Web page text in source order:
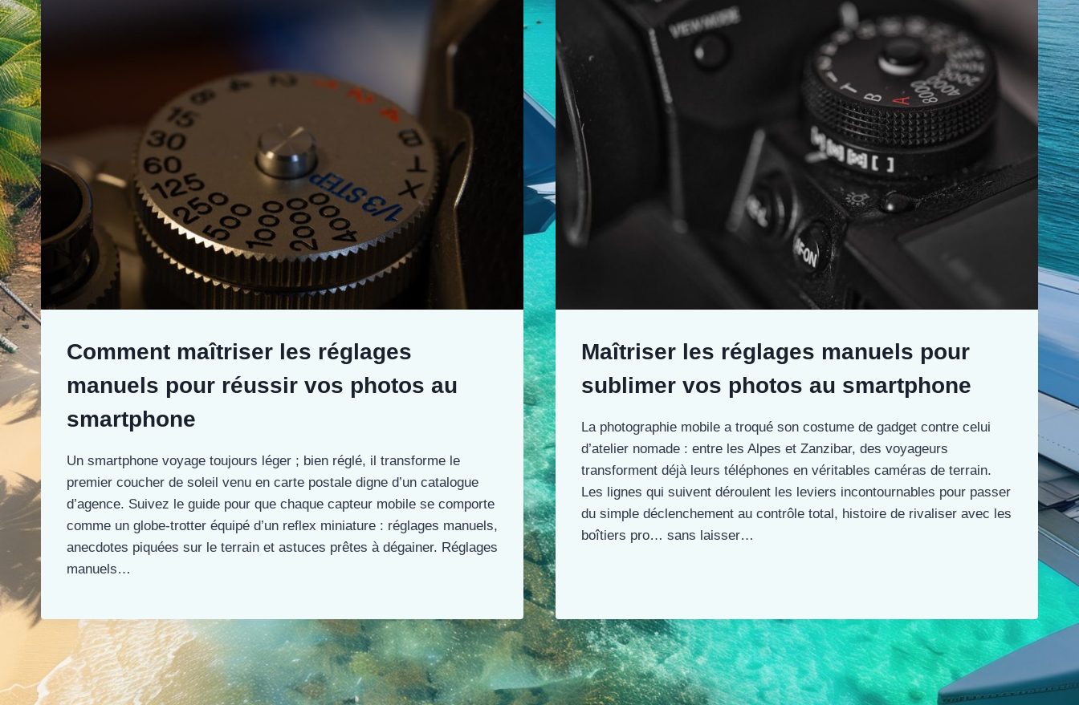
Comment maîtriser les réglages
manuels pour réussir vos photos au
smartphone
Un smartphone voyage toujours léger ; bien réglé, il transforme le
premier coucher de soleil venu en carte postale digne d’un catalogue
d’agence. Suivez le guide pour que chaque capteur mobile se comporte
comme un globe-trotter équipé d’un reflex miniature : réglages manuels,
anecdotes piquées sur le terrain et astuces prêtes à dégainer. Réglages
manuels…
Maîtriser les réglages manuels pour
sublimer vos photos au smartphone
La photographie mobile a troqué son costume de gadget contre celui
d’atelier nomade : entre les Alpes et Zanzibar, des voyageurs
transforment déjà leurs téléphones en véritables caméras de terrain.
Les lignes qui suivent déroulent les leviers incontournables pour passer
du simple déclenchement au contrôle total, histoire de rivaliser avec les
boîtiers pro… sans laisser…